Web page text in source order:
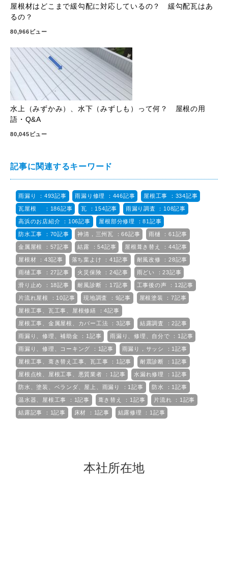
屋根材はどこまで緩勾配に対応しているの？ 緩勾配瓦はあ
るの？
80,966ビュー
水上（みずかみ）、水下（みずしも）って何？ 屋根の用
語・Q&A
80,045ビュー
記事に関連するキーワード
雨漏り ：493記事 雨漏り修理 ：446記事 屋根工事 ：334記事
瓦屋根 ：186記事 瓦 ：154記事 雨漏り調査 ：108記事
高浜のお店紹介 ：106記事 屋根部分修理 ：81記事
防水工事 ：70記事 神清，三州瓦 ：66記事 雨樋 ：61記事
金属屋根 ：57記事 結露 ：54記事 屋根葺き替え ：44記事
屋根材 ：43記事 落ち葉よけ ：41記事 耐風改修 ：28記事
雨樋工事 ：27記事 火災保険 ：24記事 雨どい ：23記事
滑り止め ：18記事 耐風診断 ：17記事 工事後の声 ：12記事
片流れ屋根 ：10記事 現地調査 ：9記事 屋根塗装 ：7記事
屋根工事、瓦工事、屋根修繕 ：4記事
屋根工事、金属屋根、カバー工法 ：3記事 結露調査 ：2記事
雨漏り、修理、補助金 ：1記事 雨漏り、修理、自分で ：1記事
雨漏り、修理、コーキング ：1記事 雨漏り，サッシ ：1記事
屋根工事、葺き替え工事、瓦工事 ：1記事 耐震診断 ：1記事
屋根点検、屋根工事、悪質業者 ：1記事 水漏れ修理 ：1記事
防水、塗装、ベランダ、屋上、雨漏り ：1記事 防水 ：1記事
温水器、屋根工事 ：1記事 葺き替え ：1記事 片流れ ：1記事
結露記事 ：1記事 床材 ：1記事 結露修理 ：1記事
本社所在地